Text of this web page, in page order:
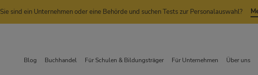
Sie sind ein Unternehmen oder eine Behörde und suchen Tests zur Personalauswahl?
Blog Buchhandel Für Schulen & Bildungsträger Für Unternehmen Über uns